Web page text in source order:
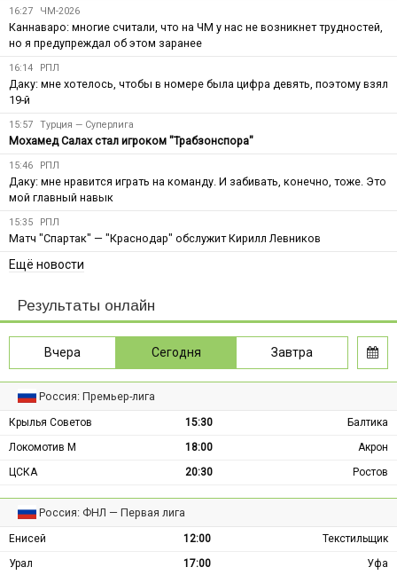
16:27 ЧМ-2026
Каннаваро: многие считали, что на ЧМ у нас не возникнет трудностей,
но я предупреждал об этом заранее
16:14 РПЛ
Даку: мне хотелось, чтобы в номере была цифра девять, поэтому взял
19-й
15:57 Турция — Суперлига
Мохамед Салах стал игроком "Трабзонспора"
15:46 РПЛ
Даку: мне нравится играть на команду. И забивать, конечно, тоже. Это
мой главный навык
15:35 РПЛ
Матч "Спартак" — "Краснодар" обслужит Кирилл Левников
Ещё новости
Результаты онлайн
Вчера Сегодня Завтра
Россия: Премьер-лига
Крылья Советов 15:30
Балтика
Локомотив М
18:00
Акрон
ЦСКА
20:30 Ростов
Россия: ФНЛ — Первая лига
Енисей 12:00
Текстильщик
Урал
17:00
Уфа